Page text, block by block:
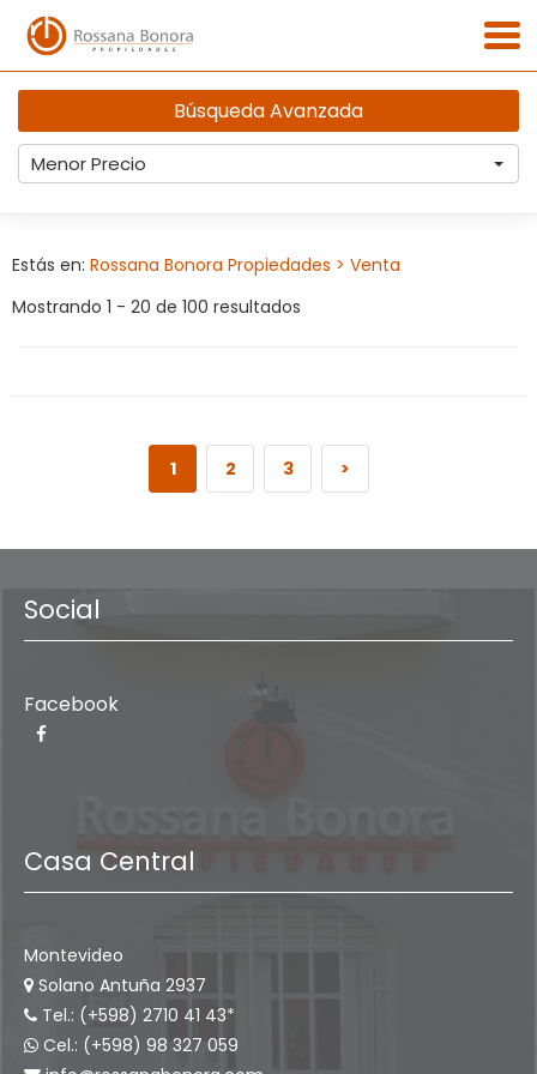
Búsqueda Avanzada
Menor Precio
Estás en: Rossana Bonora Propiedades > Venta
Mostrando 1 - 20 de 100 resultados
1 2 3 >
Social
Facebook
Casa Central
Montevideo
Solano Antuña 2937
Tel.: (+598) 2710 41 43*
Cel.: (+598) 98 327 059